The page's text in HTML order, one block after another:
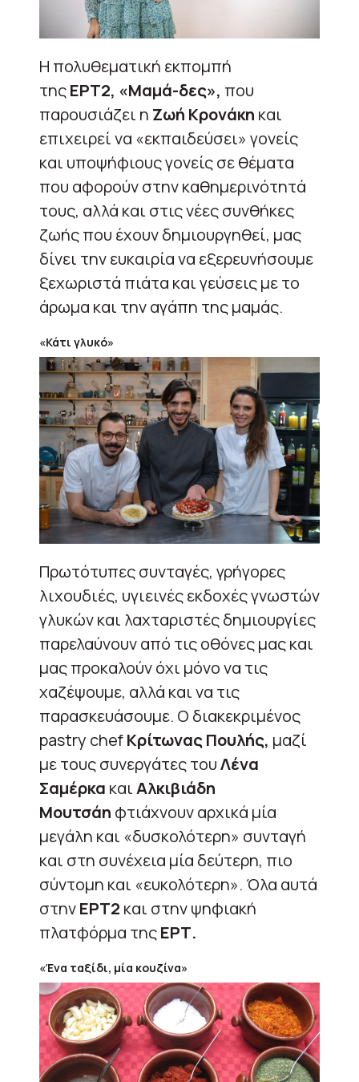
H πολυθεματική εκπομπή
τηςΕΡΤ2, «Μαμά-δες», που
παρουσιάζει η Ζωή Κρονάκη και
επιχειρεί να «εκπαιδεύσει» γονείς
και υποψήφιους γονείς σε θέματα
που αφορούν στην καθημερινότητά
τους, αλλά και στις νέες συνθήκες
ζωής που έχουν δημιουργηθεί, μας
δίνει την ευκαιρία να εξερευνήσουμε
ξεχωριστά πιάτα και γεύσεις με το
άρωμα και την αγάπη της μαμάς.
«Κάτι γλυκό»
Πρωτότυπες συνταγές, γρήγορες
λιχουδιές, υγιεινές εκδοχές γνωστών
γλυκών και λαχταριστές δημιουργίες
παρελαύνουν από τις οθόνες μας και
μας προκαλούν όχι μόνο να τις
χαζέψουμε, αλλά και να τις
παρασκευάσουμε. Ο διακεκριμένος
pastry chefΚρίτωνας Πουλής, μαζί
με τους συνεργάτες τουΛένα
Σαμέρκα καιΑλκιβιάδη
Μουτσάη φτιάχνουν αρχικά μία
μεγάλη και «δυσκολότερη» συνταγή
και στη συνέχεια μία δεύτερη, πιο
σύντομη και «ευκολότερη». Όλα αυτά
στηνΕΡΤ2 και στην ψηφιακή
πλατφόρμα τηςΕΡΤ.
«Ένα ταξίδι, μία κουζίνα»